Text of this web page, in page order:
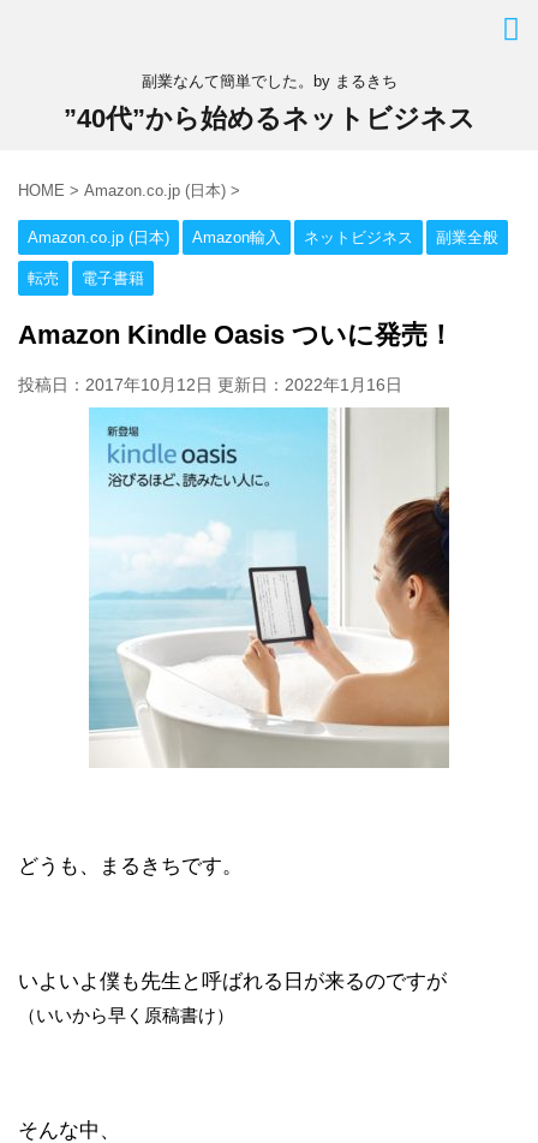
副業なんて簡単でした。by まるきち
”40代”から始めるネットビジネス
HOME > Amazon.co.jp (日本) >
Amazon.co.jp (日本) Amazon輸入 ネットビジネス 副業全般
転売 電子書籍
Amazon Kindle Oasis ついに発売！
投稿日：2017年10月12日 更新日： 2022年1月16日
どうも、まるきちです。
いよいよ僕も先生と呼ばれる日が来るのですが
（いいから早く原稿書け）
そんな中、